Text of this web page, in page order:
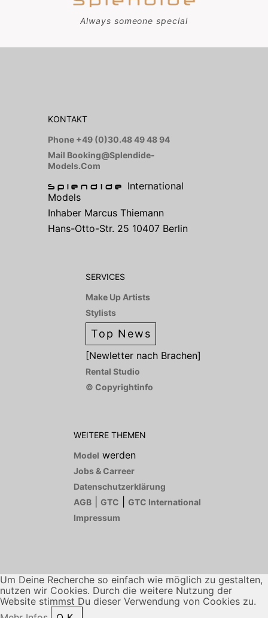
Always someone special
KONTAKT
Phone +49 (0)30.48 49 48 94
Mail Booking@splendide-
Models.com
Splendide
International
Models
Inhaber Marcus Thiemann
Hans-Otto-Str. 25 10407 Berlin
SERVICES
Make Up Artists
Stylists
Top News
[Newletter nach Brachen]
Rental Studio
© Copyrightinfo
WEITERE THEMEN
Model werden
Jobs & Carreer
Datenschutzerklärung
AGB
GTC
GTC International
Impressum
Um Deine Recherche so einfach wie möglich zu gestalten,
nutzen wir Cookies. Durch die weitere Nutzung der
Website stimmst Du dieser Verwendung von Cookies zu.